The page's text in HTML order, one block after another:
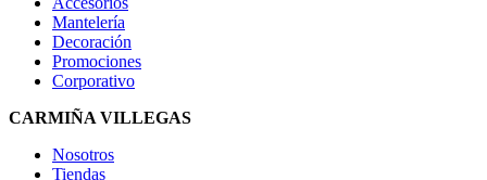
Mantelería
Decoración
Promociones
Corporativo
CARMIÑA VILLEGAS
Nosotros
Tiendas